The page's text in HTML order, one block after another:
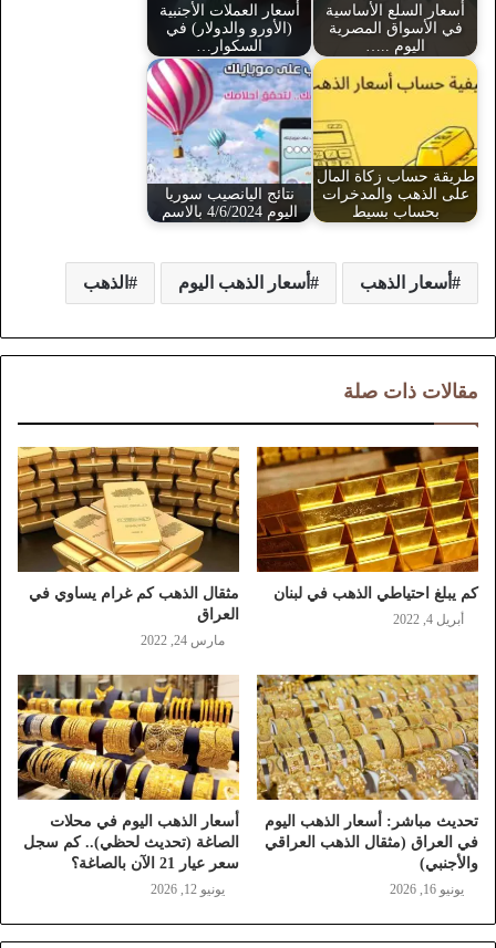
أسعار السلع الأساسية
في الأسواق المصرية
اليوم ..…
أسعار العملات الأجنبية
(الأورو والدولار) في
السكوار…
طريقة حساب زكاة المال
على الذهب والمدخرات
بحساب بسيط
نتائج اليانصيب سوريا
اليوم 4/6/2024 بالاسم
أسعار الذهب أسعار الذهب اليوم الذهب
مقالات ذات صلة
كم يبلغ احتياطي الذهب في لبنان
أبريل 4, 2022
مثقال الذهب كم غرام يساوي في
العراق
مارس 24, 2022
تحديث مباشر: أسعار الذهب اليوم
في العراق (مثقال الذهب العراقي
والأجنبي)
يونيو 16, 2026
أسعار الذهب اليوم في محلات
الصاغة (تحديث لحظي).. كم سجل
سعر عيار 21 الآن بالصاغة؟
يونيو 12, 2026